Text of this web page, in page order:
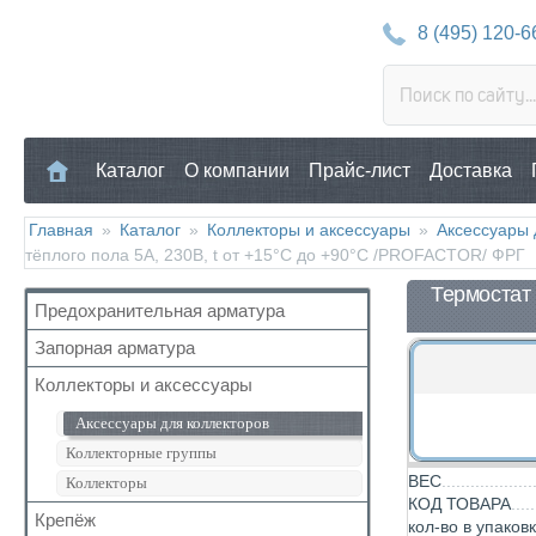
8 (495) 120-
Каталог О компании Прайс-лист Доставка
Главная » Каталог » Коллекторы и аксессуары » Аксессуары
тёплого пола 5А, 230В, t от +15°C до +90°С /PROFACTOR/ ФРГ
Предохранительная арматура
Воздухоотводчик
Клапан предохранительный
Манометр/Термометр
Обратный клапан
Регулятор давления
Кран Маевского
Запорная арматура
Кран шаровый для воды
Кран с американкой
Краны прочие
Краны для бытовой техники
Для радиаторов
Коллекторы и аксессуары
Аксессуары для коллекторов
Коллекторные группы
Коллекторы
Крепёж
ВЕС
КОД ТОВАРА
кол-во в